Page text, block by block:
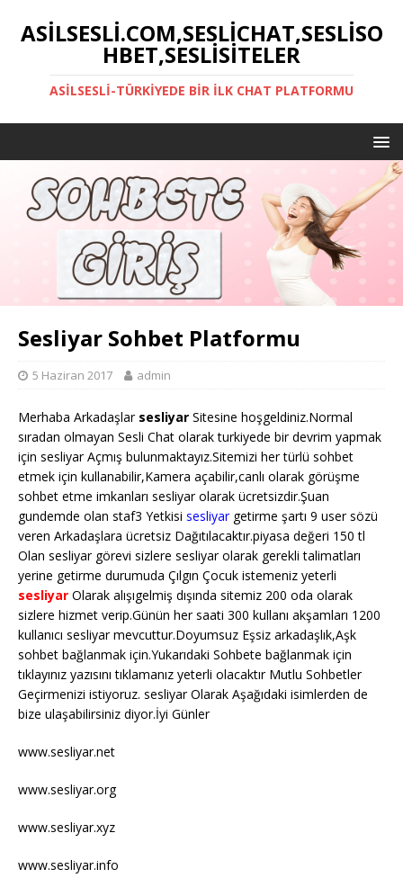
ASILSESLI.COM,SESLICHAT,SESLISO
HBET,SESLISITELER
ASILSESLI-TÜRKIYEDE BIR İLK CHAT PLATFORMU
Sesliyar Sohbet Platformu
5 Haziran 2017 admin
Merhaba Arkadaşlar sesliyar Sitesine hoşgeldiniz.Normal
sıradan olmayan Sesli Chat olarak turkiyede bir devrim yapmak
için sesliyar Açmış bulunmaktayız.Sitemizi her türlü sohbet
etmek için kullanabilir,Kamera açabilir,canlı olarak görüşme
sohbet etme imkanları sesliyar olarak ücretsizdir.Şuan
gundemde olan staf3 Yetkisi sesliyargetirme şartı 9 user sözü
veren Arkadaşlara ücretsiz Dağıtılacaktır.piyasa değeri 150 tl
Olan sesliyar görevi sizlere sesliyar olarak gerekli talimatları
yerine getirme durumuda Çılgın Çocuk istemeniz yeterli
sesliyar Olarak alışıgelmiş dışında sitemiz 200 oda olarak
sizlere hizmet verip.Günün her saati 300 kullanı akşamları 1200
kullanıcı sesliyar mevcuttur.Doyumsuz Eşsiz arkadaşlık,Aşk
sohbet bağlanmak için.Yukarıdaki Sohbete bağlanmak için
tıklayınız yazısını tıklamanız yeterli olacaktır Mutlu Sohbetler
Geçirmenizi istiyoruz. sesliyar Olarak Aşağıdaki isimlerden de
bize ulaşabilirsiniz diyor.İyi Günler
www.sesliyar.net
www.sesliyar.org
www.sesliyar.xyz
www.sesliyar.info